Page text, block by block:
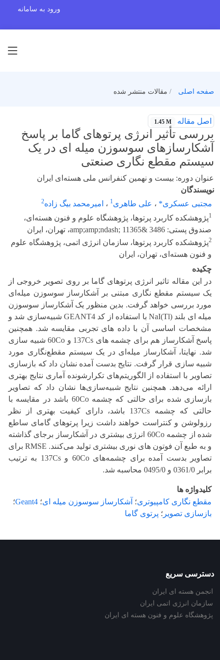
ورود به سامانه
صفحه اصلی مقالات منتشر شده
اصل مقاله 1.45 M
بررسی تأثیر انرژی پرتوهای گاما بر پاسخ
آشکارسازهای سوسوزن میله ای در یک
سیستم مقطع نگاری صنعتی
عنوان دوره: بیست و نهمین کنفرانس ملی هسته‌ای ایران
نویسندگان
مجتبی عسکری* ، علی طاهری1 ، امیرمحمد بیگ زاده2
1پژوهشکده کاربرد پرتوها، پژوهشگاه علوم و فنون هسته‌ای،
صندوق پستی: 3486 &amp;amp;ndash; 11365، تهران، ایران
2پژوهشکده کاربرد پرتوها، سازمان انرژی اتمی، پژوهشگاه علوم
و فنون هسته‌ای، تهران، ایران
چکیده
در این مقاله تاثیر انرژی پرتوهای گاما بر روی تصویر خروجی از
یک سیستم مقطع نگاری مبتنی بر آشکارساز سوسوزن میله‌ای
مورد بررسی خواهد گرفت. بدین منظور یک آشکارساز سوسوزن
میله ای بلند NaI(Tl) با استفاده از کد GEANT4 شبیه‌سازی شد و
مشخصات اساسی آن با داده های تجربی مقایسه شد. همچنین
پاسخ آشکارساز هم برای چشمه های 137Cs و 60Co شبیه سازی
شد. نهایتا، آشکارساز میله‌ای در یک سیستم مقطع‌نگاری مورد
شبیه سازی قرار گرفت. نتایج بدست آمده نشان داد که بازسازی
تصاویر با استفاده از الگوریتم‌های تکرارشونده آماری نتایج بهتری
ارائه می‌دهد. همچنین نتایج شبیه‌سازی‌ها نشان داد که تصاویر
بازسازی شده برای حالتی که چشمه 60Co باشد در مقایسه با
حالتی که چشمه 137Cs باشد، دارای کیفیت بهتری از نظر
رزولوشن و کنتراست خواهند داشت زیرا پرتوهای گامای ساطع
شده از چشمه 60Co انرژی بیشتری در آشکارساز برجای گذاشته
و به طبع آن فوتون های نوری بیشتری تولید می‌کنند. RMSE برای
تصاویر بدست آمده برای چشمه‌های 60Co و 137Cs به ترتیب
برابر 0361/0 و 0495/0 محاسبه شد.
کلیدواژه ها
مقطع نگاری کامپیوتری؛ آشکارساز سوسوزن میله ای؛ Geant4؛
بازسازی تصویر ؛ پرتوی گاما
دسترسی سریع
انجمن هسته ای ایران
سازمان انرژی اتمی ایران
پژوهشگاه علوم و فنون هسته ای ایران